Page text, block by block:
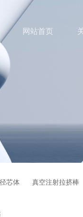
网站首页
芯体 真空注射拉挤棒